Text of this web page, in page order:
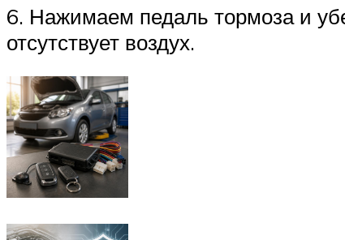
6. Нажимаем педаль тормоза и
отсутствует воздух.